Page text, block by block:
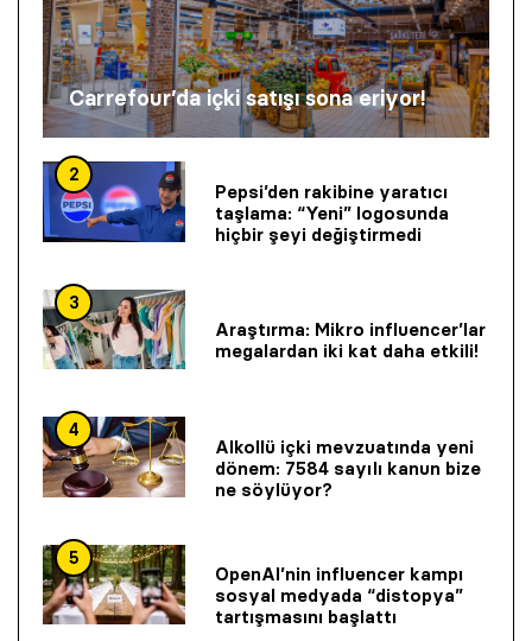
Carrefour’da içki satışı sona eriyor!
2
Pepsi’den rakibine yaratıcı
taşlama: “Yeni” logosunda
hiçbir şeyi değiştirmedi
3
Araştırma: Mikro influencer’lar
megalardan iki kat daha etkili!
4
Alkollü içki mevzuatında yeni
dönem: 7584 sayılı kanun bize
ne söylüyor?
5
OpenAI’nin influencer kampı
sosyal medyada “distopya”
tartışmasını başlattı